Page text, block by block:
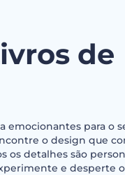
de
emocionantes para o
o design que
os detalhes são
e desperte